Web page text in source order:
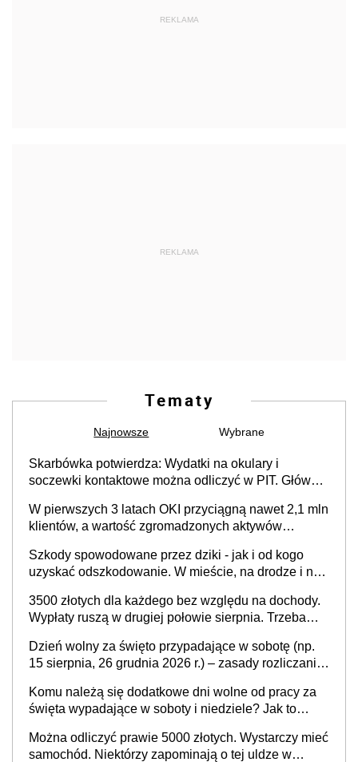
REKLAMA
REKLAMA
Tematy
Najnowsze Wybrane
Skarbówka potwierdza: Wydatki na okulary i
soczewki kontaktowe można odliczyć w PIT. Główny
Częściowe dofinansowanie (np. z zfśs) pomniejsza
odliczenie
W pierwszych 3 latach OKI przyciągną nawet 2,1 mln
klientów, a wartość zgromadzonych aktywów
Szkody spowodowane przez dziki - jak i od kogo
uzyskać odszkodowanie. W mieście, na drodze i na
3500 złotych dla każdego bez względu na dochody.
Wypłaty ruszą w drugiej połowie sierpnia. Trzeba
Dzień wolny za święto przypadające w sobotę (np.
15 sierpnia, 26 grudnia 2026 r.) – zasady rozliczania
i administracja publiczna), najczęstsze pytania
Komu należą się dodatkowe dni wolne od pracy za
święta wypadające w soboty i niedziele? Jak to
Można odliczyć prawie 5000 złotych. Wystarczy mieć
samochód. Niektórzy zapominają o tej uldze w